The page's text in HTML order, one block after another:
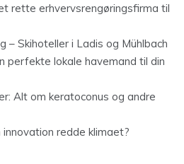
rette erhvervsrengøringsfirma til
– Skihoteller i Ladis og Mühlbach
perfekte lokale havemand til din
Alt om keratoconus og andre
innovation redde klimaet?